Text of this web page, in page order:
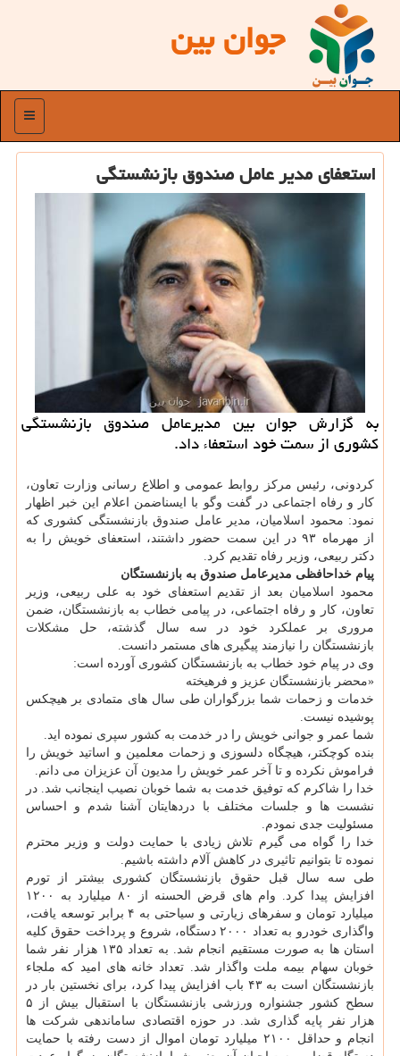
جوان بین
منو
استعفای مدیر عامل صندوق بازنشستگی
به گزارش جوان بین مدیرعامل صندوق بازنشستگی
كشوری از سمت خود استعفاء داد.
كردونی، رئیس مركز روابط عمومی و اطلاع رسانی وزارت تعاون،
كار و رفاه اجتماعی در گفت وگو با ایسناضمن اعلام این خبر اظهار
نمود: محمود اسلامیان، مدیر عامل صندوق بازنشستگی كشوری كه
از مهرماه ۹۳ در این سمت حضور داشتند، استعفای خویش را به
دكتر ربیعی، وزیر رفاه تقدیم كرد.
پیام خداحافظی مدیرعامل صندوق به بازنشستگان
محمود اسلامیان بعد از تقدیم استعفای خود به علی ربیعی، وزیر
تعاون، كار و رفاه اجتماعی، در پیامی خطاب به بازنشستگان، ضمن
مروری بر عملكرد خود در سه سال گذشته، حل مشكلات
بازنشستگان را نیازمند پیگیری های مستمر دانست.
وی در پیام خود خطاب به بازنشستگان كشوری آورده است:
«محضر بازنشستگان عزیز و فرهیخته
خدمات و زحمات شما بزرگواران طی سال های متمادی بر هیچكس
پوشیده نیست.
شما عمر و جوانی خویش را در خدمت به كشور سپری نموده اید.
بنده كوچكتر، هیچگاه دلسوزی و زحمات معلمین و اساتید خویش را
فراموش نكرده و تا آخر عمر خویش را مدیون آن عزیزان می دانم.
خدا را شاكرم كه توفیق خدمت به شما خوبان نصیب اینجانب شد. در
نشست ها و جلسات مختلف با دردهایتان آشنا شدم و احساس
مسئولیت جدی نمودم.
خدا را گواه می گیرم تلاش زیادی با حمایت دولت و وزیر محترم
نموده تا بتوانیم تاثیری در كاهش آلام داشته باشیم.
طی سه سال قبل حقوق بازنشستگان كشوری بیشتر از تورم
افزایش پیدا كرد. وام های قرض الحسنه از ۸۰ میلیارد به ۱۲۰۰
میلیارد تومان و سفرهای زیارتی و سیاحتی به ۴ برابر توسعه یافت،
واگذاری خودرو به تعداد ۲۰۰۰ دستگاه، شروع و پرداخت حقوق كلیه
استان ها به صورت مستقیم انجام شد. به تعداد ۱۳۵ هزار نفر شما
خوبان سهام بیمه ملت واگذار شد. تعداد خانه های امید كه ملجاء
بازنشستگان است به ۴۳ باب افزایش پیدا كرد، برای نخستین بار در
سطح كشور جشنواره ورزشی بازنشستگان با استقبال بیش از ۵
هزار نفر پایه گذاری شد. در حوزه اقتصادی ساماندهی شركت ها
انجام و حداقل ۲۱۰۰ میلیارد تومان اموال از دست رفته با حمایت